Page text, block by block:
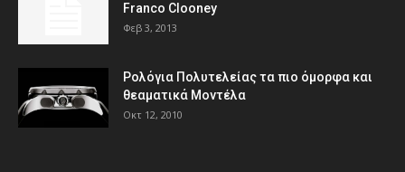
Franco Clooney
Φεβ 3, 2013
Ρολόγια Πολυτελείας τα πιο όμορφα και
θεαματικά Μοντέλα
Οκτ 12, 2010